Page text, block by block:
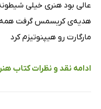
عالی بود هنری خیلی
هدیه‌ی کریسمس گرفت همه
مارگارت رو هیپنوتیزم کرد
ادامه نقد و نظرات کتاب